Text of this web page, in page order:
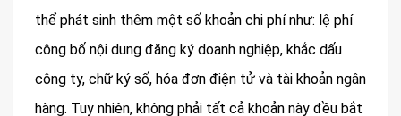
thể phát sinh thêm một số khoản chi phí như: lệ phí
công bố nội dung đăng ký doanh nghiệp, khắc dấu
công ty, chữ ký số, hóa đơn điện tử và tài khoản ngân
hàng. Tuy nhiên, không phải tất cả khoản này đều bắt